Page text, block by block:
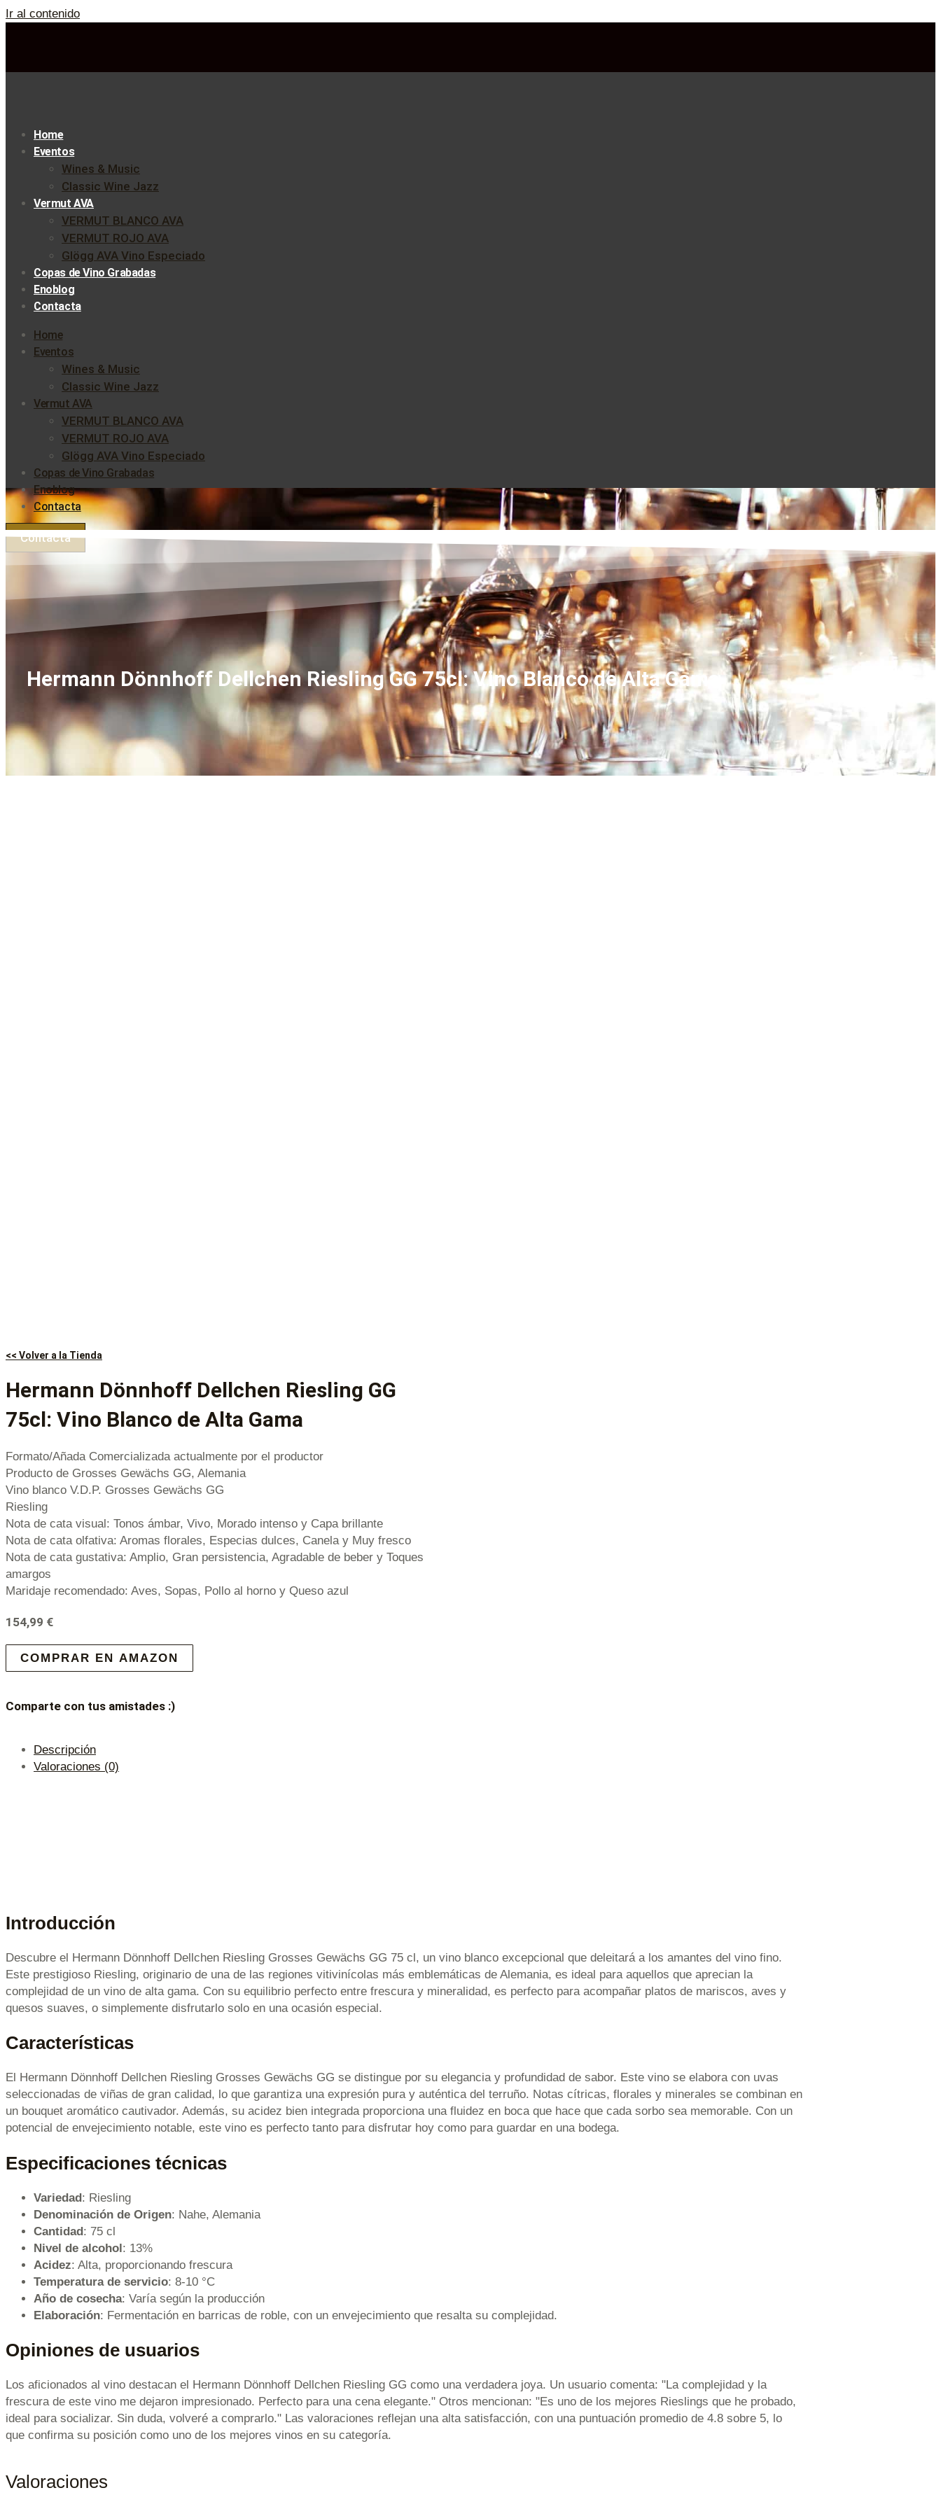
Ir al contenido
Home
Eventos
Wines & Music
Classic Wine Jazz
Vermut AVA
VERMUT BLANCO AVA
VERMUT ROJO AVA
Glögg AVA Vino Especiado
Copas de Vino Grabadas
Enoblog
Contacta
Home
Eventos
Wines & Music
Classic Wine Jazz
Vermut AVA
VERMUT BLANCO AVA
VERMUT ROJO AVA
Glögg AVA Vino Especiado
Copas de Vino Grabadas
Enoblog
Contacta
Contacta
Hermann Dönnhoff Dellchen Riesling GG 75cl: Vino Blanco de Alta Gama
<< Volver a la Tienda
Hermann Dönnhoff Dellchen Riesling GG
75cl: Vino Blanco de Alta Gama
Formato/Añada Comercializada actualmente por el productor
Producto de Grosses Gewächs GG, Alemania
Vino blanco V.D.P. Grosses Gewächs GG
Riesling
Nota de cata visual: Tonos ámbar, Vivo, Morado intenso y Capa brillante
Nota de cata olfativa: Aromas florales, Especias dulces, Canela y Muy fresco
Nota de cata gustativa: Amplio, Gran persistencia, Agradable de beber y Toques
amargos
Maridaje recomendado: Aves, Sopas, Pollo al horno y Queso azul
154,99 €
COMPRAR EN AMAZON
Comparte con tus amistades :)
Descripción
Valoraciones (0)
Introducción
Descubre el Hermann Dönnhoff Dellchen Riesling Grosses Gewächs GG 75 cl, un vino blanco excepcional que deleitará a los amantes del vino fino.
Este prestigioso Riesling, originario de una de las regiones vitivinícolas más emblemáticas de Alemania, es ideal para aquellos que aprecian la
complejidad de un vino de alta gama. Con su equilibrio perfecto entre frescura y mineralidad, es perfecto para acompañar platos de mariscos, aves y
quesos suaves, o simplemente disfrutarlo solo en una ocasión especial.
Características
El Hermann Dönnhoff Dellchen Riesling Grosses Gewächs GG se distingue por su elegancia y profundidad de sabor. Este vino se elabora con uvas
seleccionadas de viñas de gran calidad, lo que garantiza una expresión pura y auténtica del terruño. Notas cítricas, florales y minerales se combinan en
un bouquet aromático cautivador. Además, su acidez bien integrada proporciona una fluidez en boca que hace que cada sorbo sea memorable. Con un
potencial de envejecimiento notable, este vino es perfecto tanto para disfrutar hoy como para guardar en una bodega.
Especificaciones técnicas
Variedad: Riesling
Denominación de Origen: Nahe, Alemania
Cantidad: 75 cl
Nivel de alcohol: 13%
Acidez: Alta, proporcionando frescura
Temperatura de servicio: 8-10 °C
Año de cosecha: Varía según la producción
Elaboración: Fermentación en barricas de roble, con un envejecimiento que resalta su complejidad.
Opiniones de usuarios
Los aficionados al vino destacan el Hermann Dönnhoff Dellchen Riesling GG como una verdadera joya. Un usuario comenta: "La complejidad y la
frescura de este vino me dejaron impresionado. Perfecto para una cena elegante." Otros mencionan: "Es uno de los mejores Rieslings que he probado,
ideal para socializar. Sin duda, volveré a comprarlo." Las valoraciones reflejan una alta satisfacción, con una puntuación promedio de 4.8 sobre 5, lo
que confirma su posición como uno de los mejores vinos en su categoría.
Valoraciones